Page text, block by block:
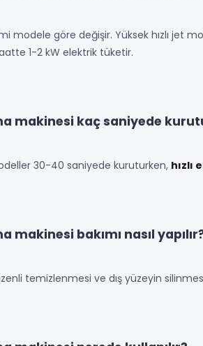
modele göre değişir. Yüksek hızlı jet
1-2 kW elektrik tüketir.
makinesi kaç saniyede
30-40 saniyede kuruturken, hızlı
makinesi bakımı nasıl
temizlenmesi ve dış yüzeyin